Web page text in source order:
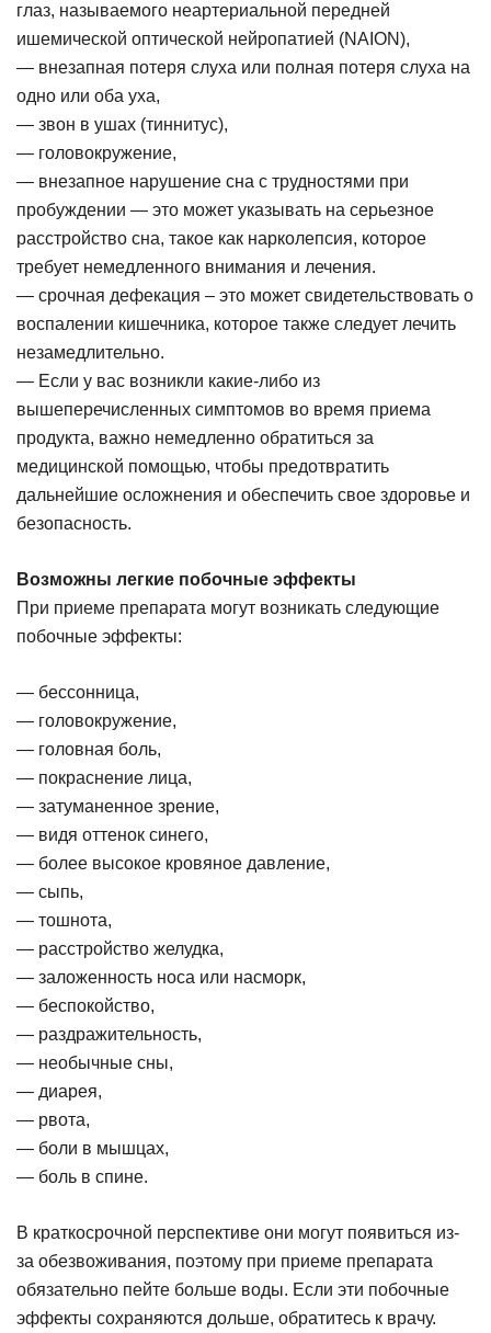
глаз, называемого неартериальной передней
ишемической оптической нейропатией (NAION),
— внезапная потеря слуха или полная потеря слуха на
одно или оба уха,
— звон в ушах (тиннитус),
— головокружение,
— внезапное нарушение сна с трудностями при
пробуждении — это может указывать на серьезное
расстройство сна, такое как нарколепсия, которое
требует немедленного внимания и лечения.
— срочная дефекация – это может свидетельствовать о
воспалении кишечника, которое также следует лечить
незамедлительно.
— Если у вас возникли какие-либо из
вышеперечисленных симптомов во время приема
продукта, важно немедленно обратиться за
медицинской помощью, чтобы предотвратить
дальнейшие осложнения и обеспечить свое здоровье и
безопасность.
Возможны легкие побочные эффекты
При приеме препарата могут возникать следующие
побочные эффекты:
— бессонница,
— головокружение,
— головная боль,
— покраснение лица,
— затуманенное зрение,
— видя оттенок синего,
— более высокое кровяное давление,
— сыпь,
— тошнота,
— расстройство желудка,
— заложенность носа или насморк,
— беспокойство,
— раздражительность,
— необычные сны,
— диарея,
— рвота,
— боли в мышцах,
— боль в спине.
В краткосрочной перспективе они могут появиться из-
за обезвоживания, поэтому при приеме препарата
обязательно пейте больше воды. Если эти побочные
эффекты сохраняются дольше, обратитесь к врачу.